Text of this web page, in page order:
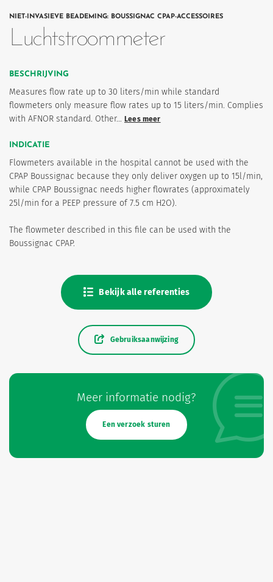
NIET-INVASIEVE BEADEMING: BOUSSIGNAC CPAP-ACCESSOIRES
Luchtstroommeter
BESCHRIJVING
Measures flow rate up to 30 liters/min while standard
flowmeters only measure flow rates up to 15 liters/min. Complies
with AFNOR standard. Other… Lees meer
INDICATIE
Flowmeters available in the hospital cannot be used with the
CPAP Boussignac because they only deliver oxygen up to 15l/min,
while CPAP Boussignac needs higher flowrates (approximately
25l/min for a PEEP pressure of 7.5 cm H2O).
The flowmeter described in this file can be used with the
Boussignac CPAP.
Bekijk alle referenties
Meer informatie nodig?
Een verzoek sturen
Gebruiksaanwijzing